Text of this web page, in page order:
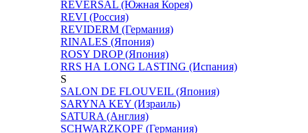
REVERSAL (Южная Корея)
REVI (Россия)
REVIDERM (Германия)
RINALES (Япония)
ROSY DROP (Япония)
RRS НА LONG LASTING (Испания)
S
SALON DE FLOUVEIL (Япония)
SARYNA KEY (Израиль)
SATURA (Англия)
SCHWARZKOPF (Германия)